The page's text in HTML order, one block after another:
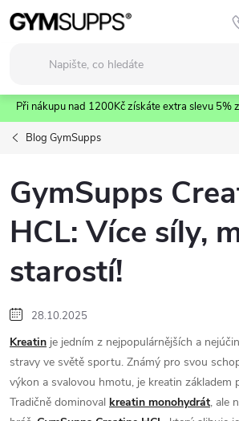
Přejít
na
Při nákupu nad 1200Kč získáte extra slevu 5%
Blog GymSupps
GymSupps
HCL: Více síly,
starostí!
28.10.2025
Kreatin je jedním z nejpopulárnějších a
stravy ve světě sportu. Známý pro svou
výkon a svalovou hmotu, je kreatin
Tradičně dominoval kreatin monohydrát, ale